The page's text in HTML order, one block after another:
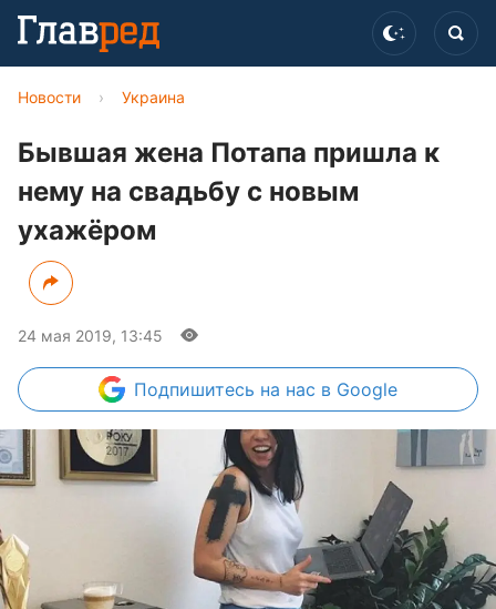
Новости › Украина
Бывшая жена Потапа пришла к
нему на свадьбу с новым
ухажёром
24 мая 2019, 13:45
Подпишитесь на нас в Google